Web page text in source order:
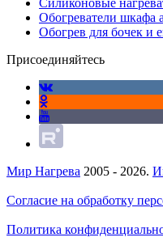
Обогреватели шкафа
Обогрев для бочек и
Присоединяйтесь
Мир Нагрева 2005 - 2026.
Согласие на обработку
Политика